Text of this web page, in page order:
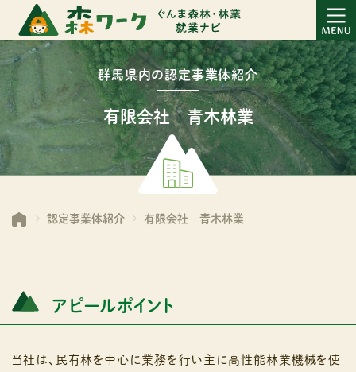
群馬県内の認定事業体紹介
有限会社 青木林業
認定事業体紹介 有限会社 青木林業
アピールポイント
当社は、民有林を中心に業務を行い主に高性能林業機械を使